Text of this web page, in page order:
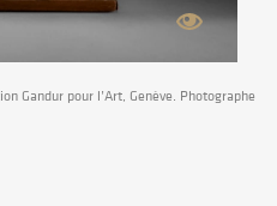
Gandur pour l’Art, Genève. Photographe